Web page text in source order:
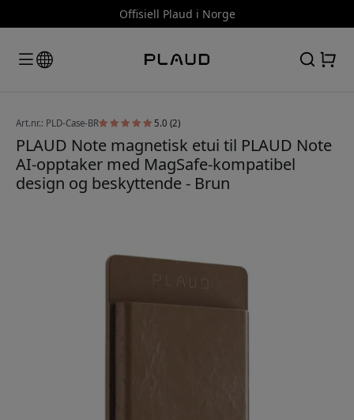
Offisiell Plaud i Norge
Art.nr.: PLD-Case-BR 5.0 (2)
PLAUD Note magnetisk etui til PLAUD Note
AI-opptaker med MagSafe-kompatibel
design og beskyttende - Brun